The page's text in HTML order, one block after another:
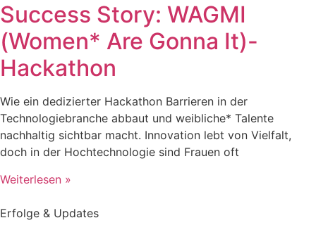
Success Story: WAGMI
(Women* Are Gonna It)-
Hackathon
Wie ein dedizierter Hackathon Barrieren in der
Technologiebranche abbaut und weibliche* Talente
nachhaltig sichtbar macht. Innovation lebt von Vielfalt,
doch in der Hochtechnologie sind Frauen oft
Weiterlesen »
Erfolge & Updates